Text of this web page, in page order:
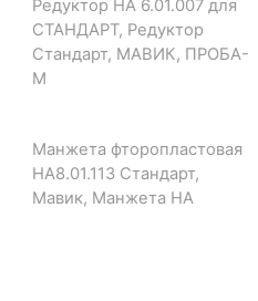
Редуктор НА 6.01.007 для
СТАНДАРТ, Редуктор
Стандарт, МАВИК, ПРОБА-
М
Манжета фторопластовая
НА8.01.113 Стандарт,
Мавик, Манжета НА